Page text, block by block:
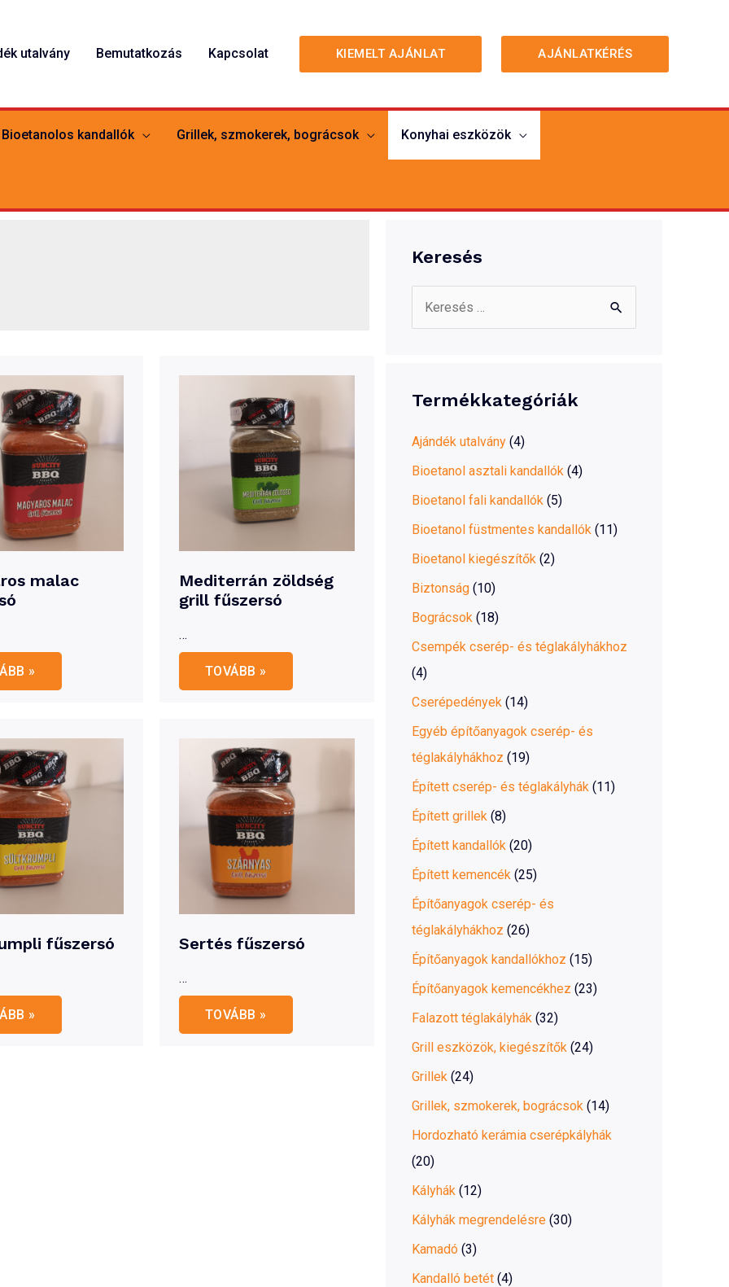
utalvány Bemutatkozás Kapcsolat KIEMELT AJÁNLAT AJÁNLATKÉRÉS
Bioetanolos kandallók Grillek, szmokerek, bográcsok Konyhai eszközök
malac
»
Mediterrán zöldség
grill fűszersó
…
Mediterrán
zöldség
grill
TOVÁBB »
fűszersó
»
Sertés fűszersó
…
Sertés
fűszersó
TOVÁBB »
Keresés
c
o
r
:
Termékkategóriák
Ajándék utalvány (4)
Bioetanol asztali kandallók (4)
Bioetanol fali kandallók (5)
Bioetanol füstmentes kandallók (11)
Bioetanol kiegészítők (2)
Biztonság (10)
Bográcsok (18)
Csempék cserép- és téglakályhákhoz
(4)
Cserépedények (14)
Egyéb építőanyagok cserép- és
téglakályhákhoz (19)
Épített cserép- és téglakályhák (11)
Épített grillek (8)
Épített kandallók (20)
Épített kemencék (25)
Építőanyagok cserép- és
téglakályhákhoz (26)
Építőanyagok kandallókhoz (15)
Építőanyagok kemencékhez (23)
Falazott téglakályhák (32)
Grill eszközök, kiegészítők (24)
Grillek (24)
Grillek, szmokerek, bográcsok (14)
Hordozható kerámia cserépkályhák
(20)
Kályhák (12)
Kályhák megrendelésre (30)
Kamadó (3)
Kandalló betét (4)